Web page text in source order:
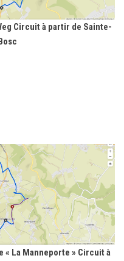
Circuit à partir de Sainte-
« La Manneporte » Circuit à